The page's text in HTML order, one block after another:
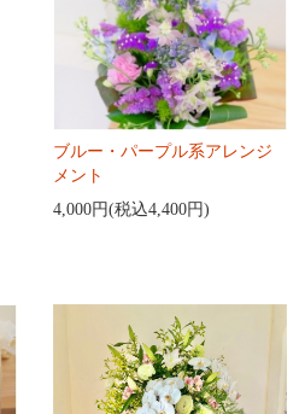
ブルー・パープル系アレンジ
メント
4,000円(税込4,400円)